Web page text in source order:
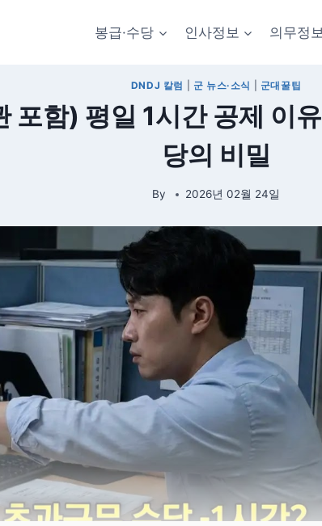
봉급·수당
인사정보 의무정보
DNDJ 칼럼 군 ​뉴스·소식 군대꿀팁
함) 평일 1시간 공제 이
당의 비밀
By 2026년 02월 24일